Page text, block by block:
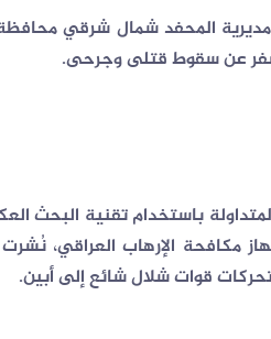
المحفد شمال شرقي محافظة
عن سقوط قتلى وجرحى.
باستخدام تقنية البحث
قوات شلال شائع إلى أبين.
الفيديو
04 أغسطس 2026
الفيديو المتداول